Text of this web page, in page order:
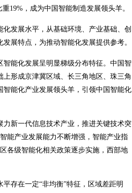
19%，成为中国智能制造发展领头羊。
发展水平，从基础环境、产业基础、创
展特点，为推动智能化发展提供参考。
能化发展呈明显梯级分布特征。中国智
形成京津冀区域、长三角地区、珠三角
能化产业发展领头羊，引领中国智能化
新一代信息技术产业，推进关键技术突
能产业发展能力不断增强，智能产业指
各级智能化相关政策逐步实施，西部地
存在一定“非均衡”特征，区域差距明